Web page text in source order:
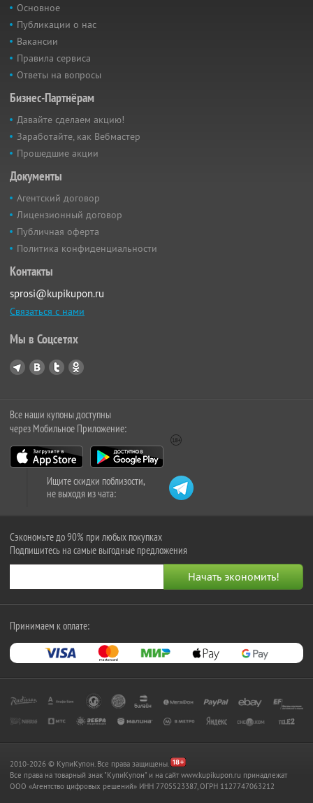
Основное
Публикации о нас
Вакансии
Правила сервиса
Ответы на вопросы
Бизнес-Партнёрам
Давайте сделаем акцию!
Заработайте, как Вебмастер
Прошедшие акции
Документы
Агентский договор
Лицензионный договор
Публичная оферта
Политика конфиденциальности
Контакты
sprosi@kupikupon.ru
Связаться с нами
Мы в Соцсетях
Все наши купоны доступны
через Мобильное Приложение:
Ищите скидки поблизости,
не выходя из чата:
Сэкономьте до 90% при любых покупках
Подпишитесь на самые выгодные предложения
Принимаем к оплате:
2010-2026 © КупиКупон. Все права защищены.
Все права на товарный знак "КупиКупон" и на сайт www.kupikupon.ru принадлежат
OOO «Агентство цифровых решений» ИНН 7705523387, ОГРН 1127747063212